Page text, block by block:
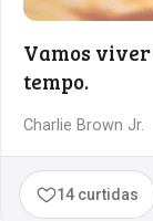
Vamos viver
tempo.
Charlie Brown Jr.
14 curtidas